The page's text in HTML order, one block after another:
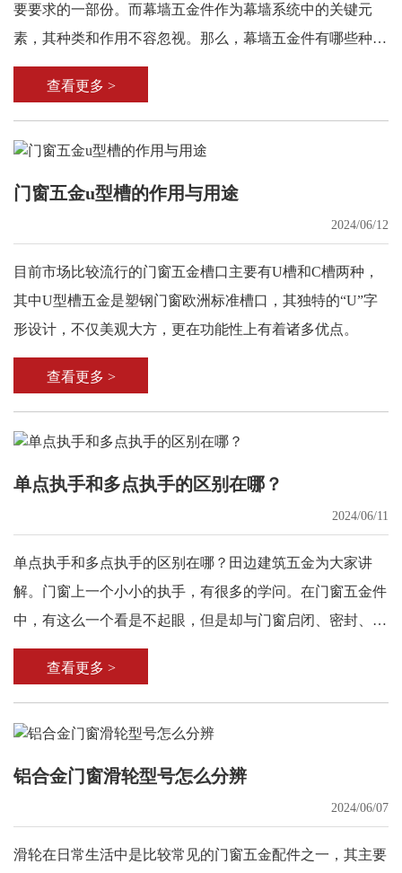
要要求的一部份。而幕墙五金件作为幕墙系统中的关键元
素，其种类和作用不容忽视。那么，幕墙五金件有哪些种类
和作用呢?下面随田边建筑五金来了解下。
查看更多 >
门窗五金u型槽的作用与用途
2024/06/12
目前市场比较流行的门窗五金槽口主要有U槽和C槽两种，
其中U型槽五金是塑钢门窗欧洲标准槽口，其独特的“U”字
形设计，不仅美观大方，更在功能性上有着诸多优点。
查看更多 >
单点执手和多点执手的区别在哪？
2024/06/11
单点执手和多点执手的区别在哪？田边建筑五金为大家讲
解。门窗上一个小小的执手，有很多的学问。在门窗五金件
中，有这么一个看是不起眼，但是却与门窗启闭、密封、防
盗有重要联系的部件——执手，也就是门窗上所用的锁具把
查看更多 >
铝合金门窗滑轮型号怎么分辨
2024/06/07
滑轮在日常生活中是比较常见的门窗五金配件之一，其主要